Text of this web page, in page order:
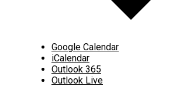
Google Calendar
iCalendar
Outlook 365
Outlook Live